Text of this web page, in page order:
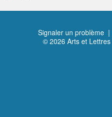
Signaler un problème |
© 2026 Arts et Lettres